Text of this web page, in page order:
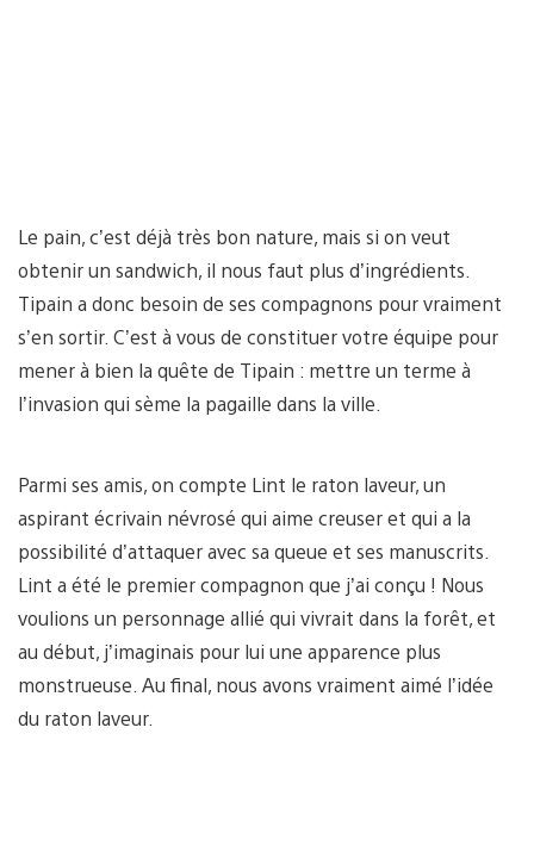
Le pain, c’est déjà très bon nature, mais si on veut
obtenir un sandwich, il nous faut plus d’ingrédients.
Tipain a donc besoin de ses compagnons pour vraiment
s’en sortir. C’est à vous de constituer votre équipe pour
mener à bien la quête de Tipain : mettre un terme à
l’invasion qui sème la pagaille dans la ville.
Parmi ses amis, on compte Lint le raton laveur, un
aspirant écrivain névrosé qui aime creuser et qui a la
possibilité d’attaquer avec sa queue et ses manuscrits.
Lint a été le premier compagnon que j’ai conçu ! Nous
voulions un personnage allié qui vivrait dans la forêt, et
au début, j’imaginais pour lui une apparence plus
monstrueuse. Au final, nous avons vraiment aimé l’idée
du raton laveur.